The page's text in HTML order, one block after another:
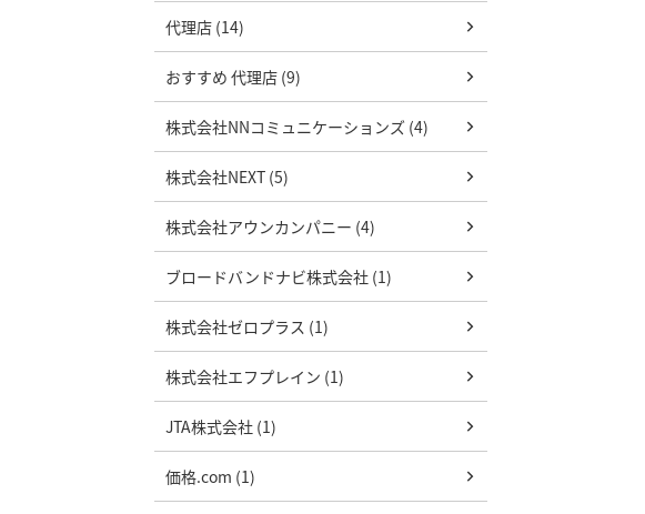
代理店 (14)
おすすめ 代理店 (9)
株式会社NNコミュニケーションズ (4)
株式会社NEXT (5)
株式会社アウンカンパニー (4)
ブロードバンドナビ株式会社 (1)
株式会社ゼロプラス (1)
株式会社エフプレイン (1)
JTA株式会社 (1)
価格.com (1)